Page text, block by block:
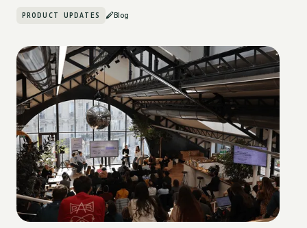
PRODUCT UPDATES Blog